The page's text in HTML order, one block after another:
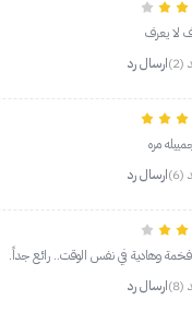
لا يعرف
ارسال رد
مره
ارسال رد
فخمة وهادية في نفس الوقت.. رائع جداً.
ارسال رد